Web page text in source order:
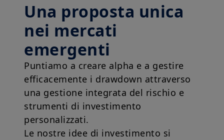
Una proposta unica
nei mercati
emergenti
Puntiamo a creare alpha e a gestire
efficacemente i drawdown attraverso
una gestione integrata del rischio e
strumenti di investimento
personalizzati.
Le nostre idee di investimento si